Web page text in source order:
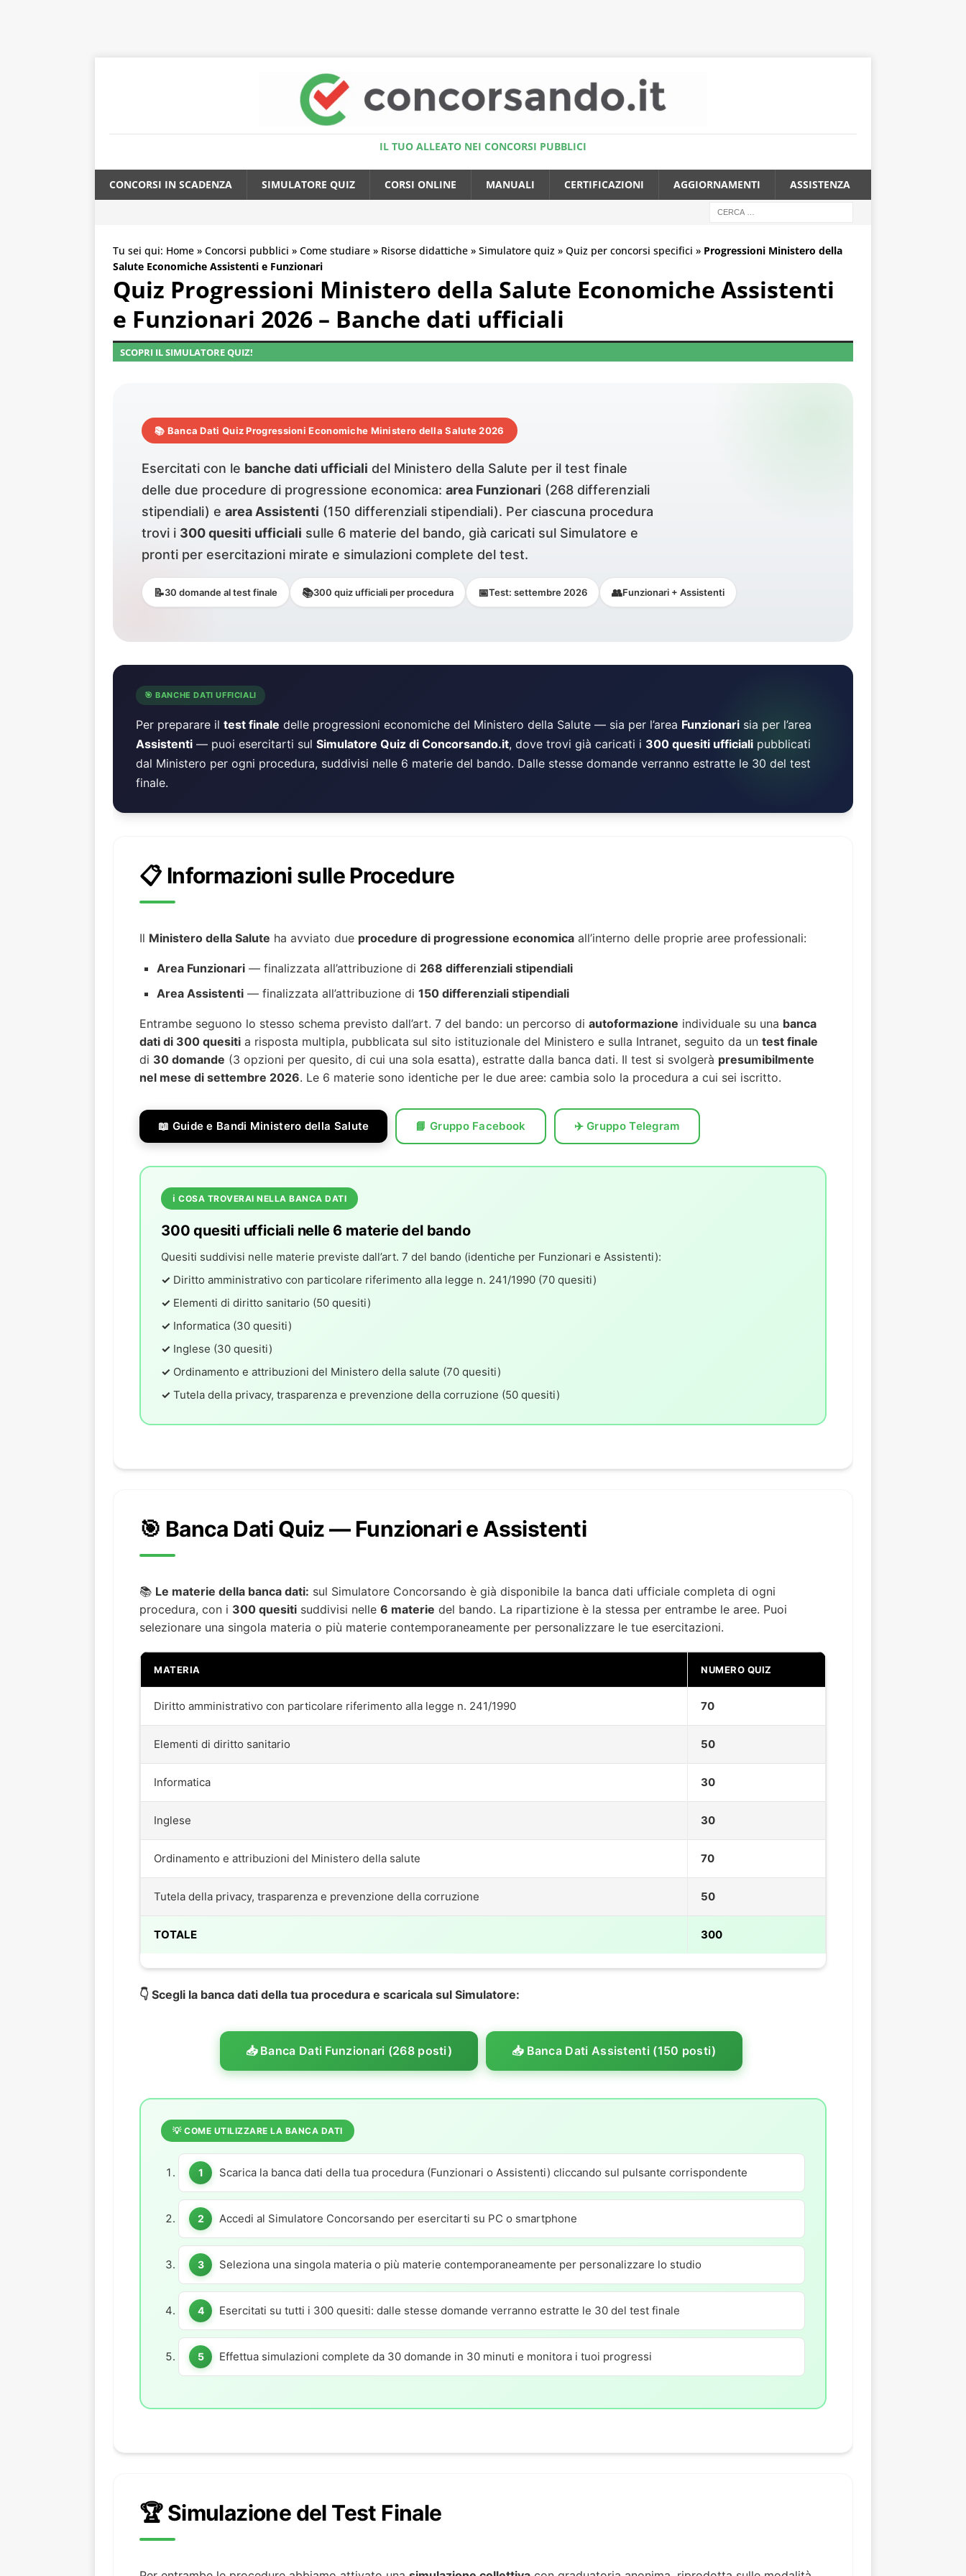
IL TUO ALLEATO NEI CONCORSI PUBBLICI
CONCORSI IN SCADENZA SIMULATORE QUIZ CORSI ONLINE MANUALI CERTIFICAZIONI AGGIORNAMENTI ASSISTENZA
Tu sei qui: Home » Concorsi pubblici » Come studiare » Risorse didattiche » Simulatore quiz » Quiz per concorsi specifici » Progressioni Ministero della
Salute Economiche Assistenti e Funzionari
Quiz Progressioni Ministero della Salute Economiche Assistenti
e Funzionari 2026 – Banche dati ufficiali
SCOPRI IL SIMULATORE QUIZ!
📚 Banca Dati Quiz Progressioni Economiche Ministero della Salute 2026
Esercitati con le banche dati ufficiali del Ministero della Salute per il test finale
delle due procedure di progressione economica: area Funzionari (268 differenziali
stipendiali) e area Assistenti (150 differenziali stipendiali). Per ciascuna procedura
trovi i 300 quesiti ufficiali sulle 6 materie del bando, già caricati sul Simulatore e
pronti per esercitazioni mirate e simulazioni complete del test.
📝30 domande al test finale 📚300 quiz ufficiali per procedura 📅Test: settembre 2026 👥Funzionari + Assistenti
🎯 BANCHE DATI UFFICIALI
Per preparare il test finale delle progressioni economiche del Ministero della Salute — sia per l’area Funzionari sia per l’area
Assistenti — puoi esercitarti sul Simulatore Quiz di Concorsando.it, dove trovi già caricati i 300 quesiti ufficiali pubblicati
dal Ministero per ogni procedura, suddivisi nelle 6 materie del bando. Dalle stesse domande verranno estratte le 30 del test
finale.
📋 Informazioni sulle Procedure
Il Ministero della Salute ha avviato due procedure di progressione economica all’interno delle proprie aree professionali:
Area Funzionari — finalizzata all’attribuzione di 268 differenziali stipendiali
Area Assistenti — finalizzata all’attribuzione di 150 differenziali stipendiali
Entrambe seguono lo stesso schema previsto dall’art. 7 del bando: un percorso di autoformazione individuale su una banca
dati di 300 quesiti a risposta multipla, pubblicata sul sito istituzionale del Ministero e sulla Intranet, seguito da un test finale
di 30 domande (3 opzioni per quesito, di cui una sola esatta), estratte dalla banca dati. Il test si svolgerà presumibilmente
nel mese di settembre 2026. Le 6 materie sono identiche per le due aree: cambia solo la procedura a cui sei iscritto.
📖 Guide e Bandi Ministero della Salute 📘 Gruppo Facebook ✈️ Gruppo Telegram
ℹ️ COSA TROVERAI NELLA BANCA DATI
300 quesiti ufficiali nelle 6 materie del bando
Quesiti suddivisi nelle materie previste dall’art. 7 del bando (identiche per Funzionari e Assistenti):
✓ Diritto amministrativo con particolare riferimento alla legge n. 241/1990 (70 quesiti)
✓ Elementi di diritto sanitario (50 quesiti)
✓ Informatica (30 quesiti)
✓ Inglese (30 quesiti)
✓ Ordinamento e attribuzioni del Ministero della salute (70 quesiti)
✓ Tutela della privacy, trasparenza e prevenzione della corruzione (50 quesiti)
🎯 Banca Dati Quiz — Funzionari e Assistenti
📚 Le materie della banca dati: sul Simulatore Concorsando è già disponibile la banca dati ufficiale completa di ogni
procedura, con i 300 quesiti suddivisi nelle 6 materie del bando. La ripartizione è la stessa per entrambe le aree. Puoi
selezionare una singola materia o più materie contemporaneamente per personalizzare le tue esercitazioni.
MATERIA NUMERO QUIZ
Diritto amministrativo con particolare riferimento alla legge n. 241/1990 70
Elementi di diritto sanitario 50
Informatica 30
Inglese 30
Ordinamento e attribuzioni del Ministero della salute 70
Tutela della privacy, trasparenza e prevenzione della corruzione 50
TOTALE 300
👇 Scegli la banca dati della tua procedura e scaricala sul Simulatore:
📥 Banca Dati Funzionari (268 posti) 📥 Banca Dati Assistenti (150 posti)
💡 COME UTILIZZARE LA BANCA DATI
Scarica la banca dati della tua procedura (Funzionari o Assistenti) cliccando sul pulsante corrispondente
Accedi al Simulatore Concorsando per esercitarti su PC o smartphone
Seleziona una singola materia o più materie contemporaneamente per personalizzare lo studio
Esercitati su tutti i 300 quesiti: dalle stesse domande verranno estratte le 30 del test finale
Effettua simulazioni complete da 30 domande in 30 minuti e monitora i tuoi progressi
🏆 Simulazione del Test Finale